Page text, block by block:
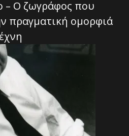
– Ο ζωγράφος που
πραγματική ομορφιά